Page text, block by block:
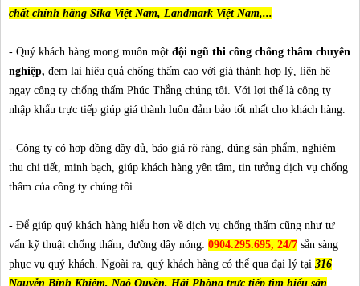
chất chính hãng Sika Việt Nam, Landmark Việt Nam,...
- Quý khách hàng mong muốn một đội ngũ thi công chống thấm chuyên
nghiệp, đem lại hiệu quả chống thấm cao với giá thành hợp lý, liên hệ
ngay công ty chống thấm Phúc Thắng chúng tôi. Với lợi thế là công ty
nhập khẩu trực tiếp giúp giá thành luôn đảm bảo tốt nhất cho khách hàng.
- Công ty có hợp đồng đầy đủ, báo giá rõ ràng, đúng sản phẩm, nghiệm
thu chi tiết, minh bạch, giúp khách hàng yên tâm, tin tưởng dịch vụ chống
thấm của công ty chúng tôi.
- Để giúp quý khách hàng hiểu hơn về dịch vụ chống thấm cũng như tư
vấn kỹ thuật chống thấm, đường dây nóng: 0904.295.695, 24/7 sẵn sàng
phục vụ quý khách. Ngoài ra, quý khách hàng có thể qua đại lý tại 316
Nguyễn Bỉnh Khiêm, Ngô Quyền, Hải Phòng trực tiếp tìm hiểu sản